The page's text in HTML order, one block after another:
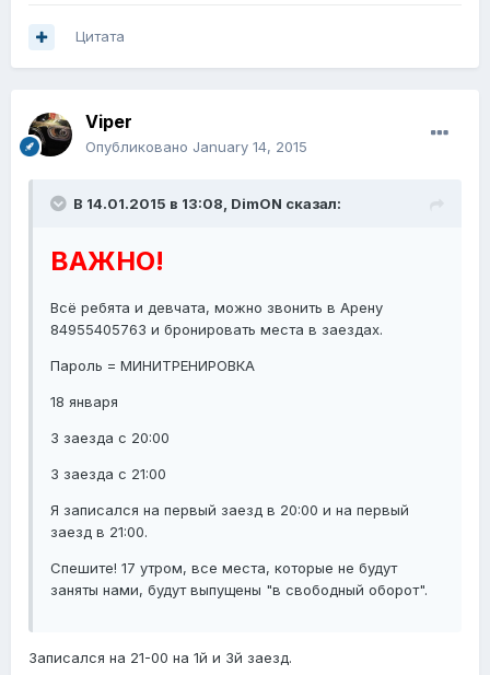
Цитата
Viper
Опубликовано January 14, 2015
В 14.01.2015 в 13:08, DimON сказал:
ВАЖНО!
Всё ребята и девчата, можно звонить в Арену
84955405763 и бронировать места в заездах.
Пароль = МИНИТРЕНИРОВКА
18 января
3 заезда с 20:00
3 заезда с 21:00
Я записался на первый заезд в 20:00 и на первый
заезд в 21:00.
Спешите! 17 утром, все места, которые не будут
заняты нами, будут выпущены "в свободный оборот".
Записался на 21-00 на 1й и 3й заезд.